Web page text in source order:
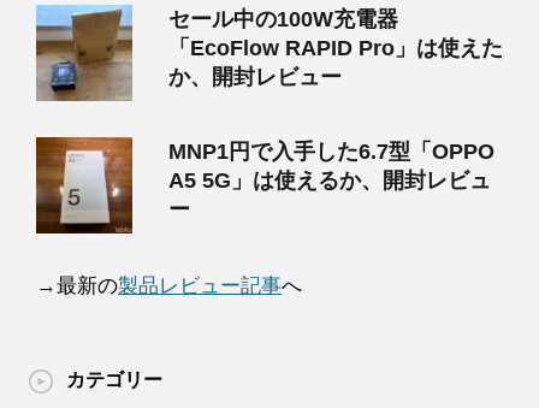
セール中の100W充電器
「EcoFlow RAPID Pro」は使えた
か、開封レビュー
MNP1円で入手した6.7型「OPPO
A5 5G」は使えるか、開封レビュ
ー
→最新の製品レビュー記事へ
カテゴリー